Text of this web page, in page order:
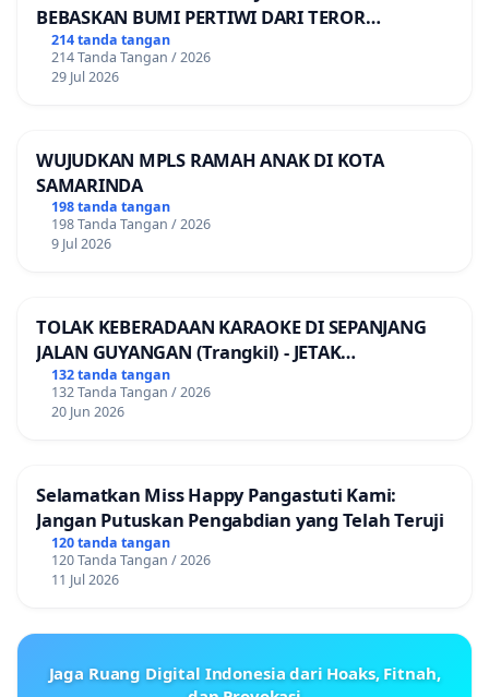
BEBASKAN BUMI PERTIWI DARI TEROR
PINJAMAN ONLINE! TUTUP PINJOL!
214 tanda tangan
214 Tanda Tangan / 2026
29 Jul 2026
WUJUDKAN MPLS RAMAH ANAK DI KOTA
SAMARINDA
198 tanda tangan
198 Tanda Tangan / 2026
9 Jul 2026
TOLAK KEBERADAAN KARAOKE DI SEPANJANG
JALAN GUYANGAN (Trangkil) - JETAK
(Wedarijaksa) Kab. PATI
132 tanda tangan
132 Tanda Tangan / 2026
20 Jun 2026
Selamatkan Miss Happy Pangastuti Kami:
Jangan Putuskan Pengabdian yang Telah Teruji
120 tanda tangan
120 Tanda Tangan / 2026
11 Jul 2026
Jaga Ruang Digital Indonesia dari Hoaks, Fitnah,